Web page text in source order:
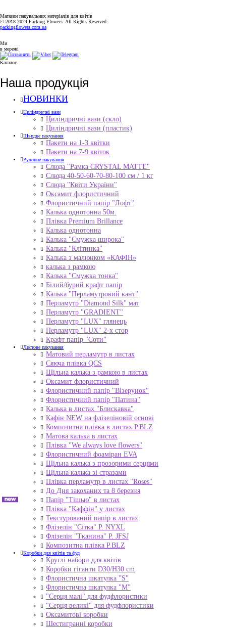
Магазин пакувальних матеріалів для квітів
© 2018-2024 Packing Flowers. All Rights Reserved.
packingflowers.com.ua
Ми
в мережі
Каталог
Наша продукція
НОВИНКИ
Циліндричні вази
Циліндричні вази (скло)
Циліндричні вази (пластик)
Швидке пакування
Пакети на 1-3 квітки
Пакети на 7-9 квіток
Рулонне пакування
Слюда "Рамка CRYSTAL MATTE"
Слюда 40-50-60-70-80-100 см / 1 кг
Слюда "Квіти України"
Оксамит флористичний
Флористичний папір "Лофт"
Калька однотонна 50м.
Плівка Premium Brillance
Калька однотонна
Калька "Смужка широка"
Калька "Клітинка"
Калька з малюнком «КАФІН»
калька з рамкою
Калька "Смужка тонка"
Білий/бурий крафт папір
Калька "Перламутровий кант"
Перламутр "Diamond Silk" мат
Перламутр "GRADIENT"
Перламутр "LUX" глянець
Перламутр "LUX" 2-х стор
Крафт папір "Соти"
Листове пакування
Матовий перламутр в листах
Сяюча плівка QCS
Щільна калька з рамкою в листах
Оксамит флористичний
Флористичний папір "Візерунок"
Флористичний папір "Патина"
Калька в листах "Блискавка"
Кафін NEW на флізеліновій основі
Композитна плівка в листах Р.BLZ
Матова калька в листах
Плівка "We always love flowers"
Флористичний фоаміран EVA
Щільна калька з прозорими серцями
Щільна калька зі стразами
Плівка перламутр в листах "Roses"
До Дня закоханих та 8 березня
Папір "Тішью" в листах
Плівка "Каффін" у листах
Текстурований папір в листах
Флізелін "Сітка" P. NYXL
Флізелін "Тканина" P. JFSJ
Композитна плівка Р.BLZ
Коробки для квітів та фуд
Круглі набори для квітів
Коробки гіганти D30/H30 cm
Флористична шкатулка "S"
Флористична шкатулка "М"
"Серця малі" для фудфлористики
"Серця великі" для фудфлористики
Оксамитові коробки
Шестигранні коробки